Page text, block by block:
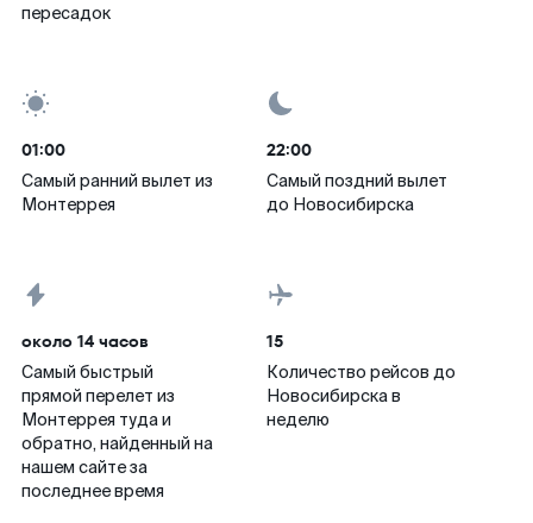
пересадок
01:00
Самый ранний вылет из
Монтеррея
22:00
Самый поздний вылет
до Новосибирска
около 14 часов
Самый быстрый
прямой перелет из
Монтеррея туда и
обратно, найденный на
нашем сайте за
последнее время
15
Количество рейсов до
Новосибирска в
неделю